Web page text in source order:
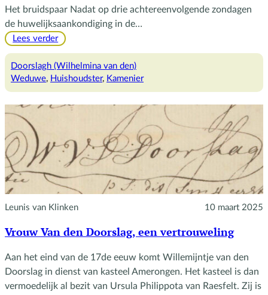
Het bruidspaar Nadat op drie achtereenvolgende zondagen
de huwelijksaankondiging in de…
Lees verder:
gezin
van
Doorslagh (Wilhelmina van den)
Weduwe, Huishoudster, Kamenier
Leunis van Klinken 10 maart 2025
Vrouw Van den Doorslag, een vertrouweling
Aan het eind van de 17de eeuw komt Willemijntje van den
Doorslag in dienst van kasteel Amerongen. Het kasteel is dan
vermoedelijk al bezit van Ursula Philippota van Raesfelt. Zij is